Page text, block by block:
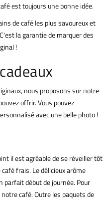
est toujours une bonne idée.
de café les plus savoureux et
la garantie de marquer des
!
nous proposons sur notre
offrir. Vous pouvez
avec une belle photo !
il est agréable de se réveiller tôt
frais. Le délicieux arôme
début de journée. Pour
café. Outre les paquets de